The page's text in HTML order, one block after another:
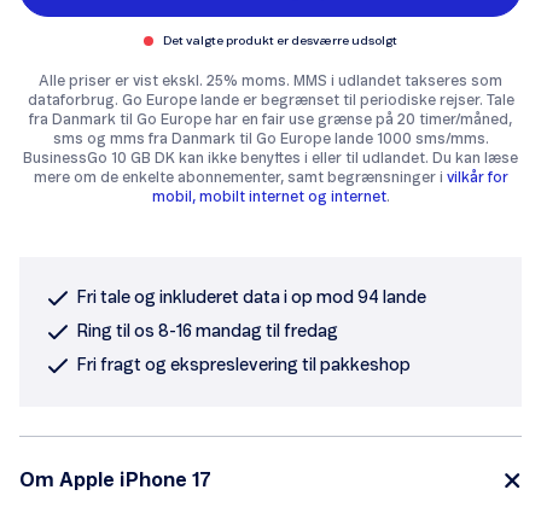
Det valgte produkt er desværre udsolgt
Alle priser er vist ekskl. 25% moms. MMS i udlandet takseres som
dataforbrug. Go Europe lande er begrænset til periodiske rejser. Tale
fra Danmark til Go Europe har en fair use grænse på 20 timer/måned,
sms og mms fra Danmark til Go Europe lande 1000 sms/mms.
BusinessGo 10 GB DK kan ikke benyttes i eller til udlandet. Du kan læse
mere om de enkelte abonnementer, samt begrænsninger i vilkår for
mobil, mobilt internet og internet.
Fri tale og inkluderet data i op mod 94 lande
Ring til os 8-16 mandag til fredag
Fri fragt og ekspreslevering til pakkeshop
Om Apple iPhone 17